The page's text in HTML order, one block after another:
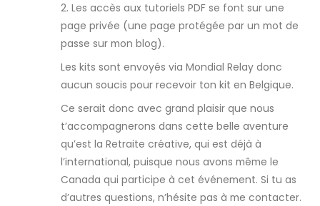
2. Les accès aux tutoriels PDF se font sur une
page privée (une page protégée par un mot de
passe sur mon blog).
Les kits sont envoyés via Mondial Relay donc
aucun soucis pour recevoir ton kit en Belgique.
Ce serait donc avec grand plaisir que nous
t’accompagnerons dans cette belle aventure
qu’est la Retraite créative, qui est déjà à
l’international, puisque nous avons même le
Canada qui participe à cet événement. Si tu as
d’autres questions, n’hésite pas à me contacter.